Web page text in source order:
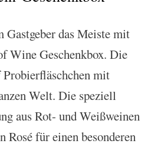
Gastgeber das Meiste mit
Wine Geschenkbox. Die
mit
Welt. Die speziell
aus Rot- und Weißweinen
Rosé für einen besonderen